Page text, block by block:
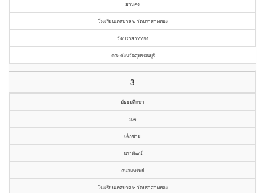
ยวนคง
โรงเรียนเทศบาล ๒ วัดปราสาททอง
วัดปราสาททอง
คณะจังหวัดสุพรรณบุรี
3
มัธยมศึกษา
ม.๓
เด็กชาย
นราพัฒน์
ถนอมทรัพย์
โรงเรียนเทศบาล ๒ วัดปราสาททอง